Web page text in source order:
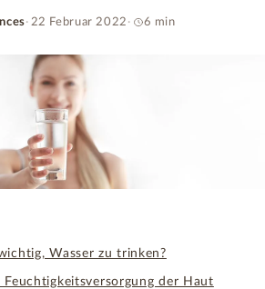
22 Februar 2022 6 min
Wasser zu trinken?
Feuchtigkeitsversorgung der Haut